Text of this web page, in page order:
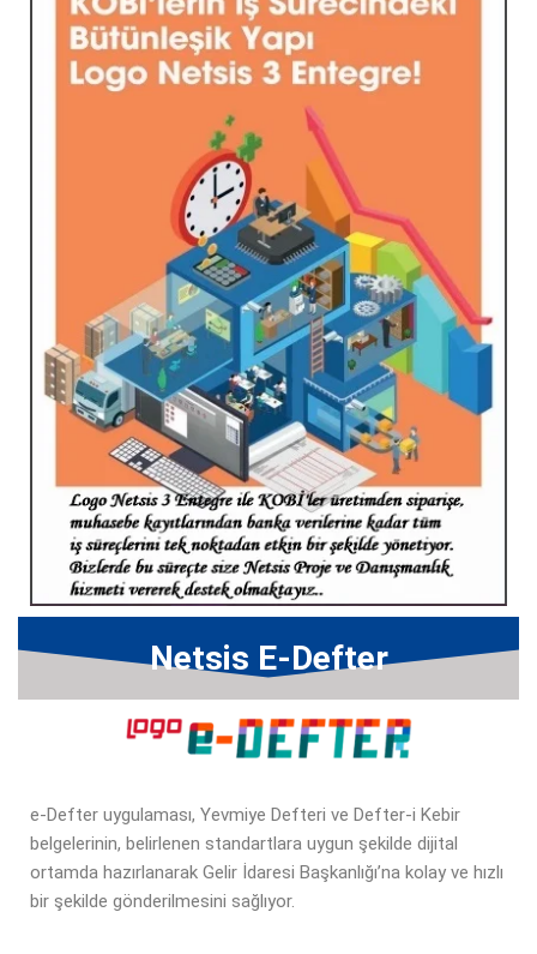
Netsis E-Defter
e-Defter uygulaması, Yevmiye Defteri ve Defter-i Kebir
belgelerinin, belirlenen standartlara uygun şekilde dijital
ortamda hazırlanarak Gelir İdaresi Başkanlığı’na kolay ve hızlı
bir şekilde gönderilmesini sağlıyor.